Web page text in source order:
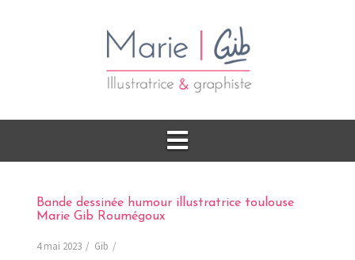
Bande dessinée humour illustratrice toulouse
Marie Gib Roumégoux
4 mai 2023 Gib